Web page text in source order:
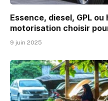
Essence, diesel, GPL
motorisation choisir
9 juin 2025